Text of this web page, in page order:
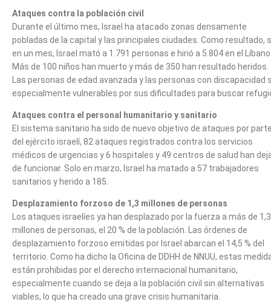
Ataques contra la población civil
Durante el último mes, Israel ha atacado zonas densamente
pobladas de la capital y las principales ciudades. Como resultado,
en un mes, Israel mató a 1.791 personas e hirió a 5.804 en el
Más de 100 niños han muerto y más de 350 han resultado heridos.
Las personas de edad avanzada y las personas con discapacidad
especialmente vulnerables por sus dificultades para buscar
Ataques contra el personal humanitario y sanitario
El sistema sanitario ha sido de nuevo objetivo de ataques por
del ejército israelí, 82 ataques registrados contra los servicios
médicos de urgencias y 6 hospitales y 49 centros de salud han
de funcionar. Solo en marzo, Israel ha matado a 57 trabajadores
sanitarios y herido a 185.
Desplazamiento forzoso de 1,3 millones de personas
Los ataques israelíes ya han desplazado por la fuerza a más de 1,3
millones de personas, el 20 % de la población. Las órdenes de
desplazamiento forzoso emitidas por Israel abarcan el 14,5 % del
territorio. Como ha dicho la Oficina de DDHH de NNUU, estas
están prohibidas por el derecho internacional humanitario,
especialmente cuando se deja a la población civil sin alternativas
viables, lo que ha creado una grave crisis humanitaria.